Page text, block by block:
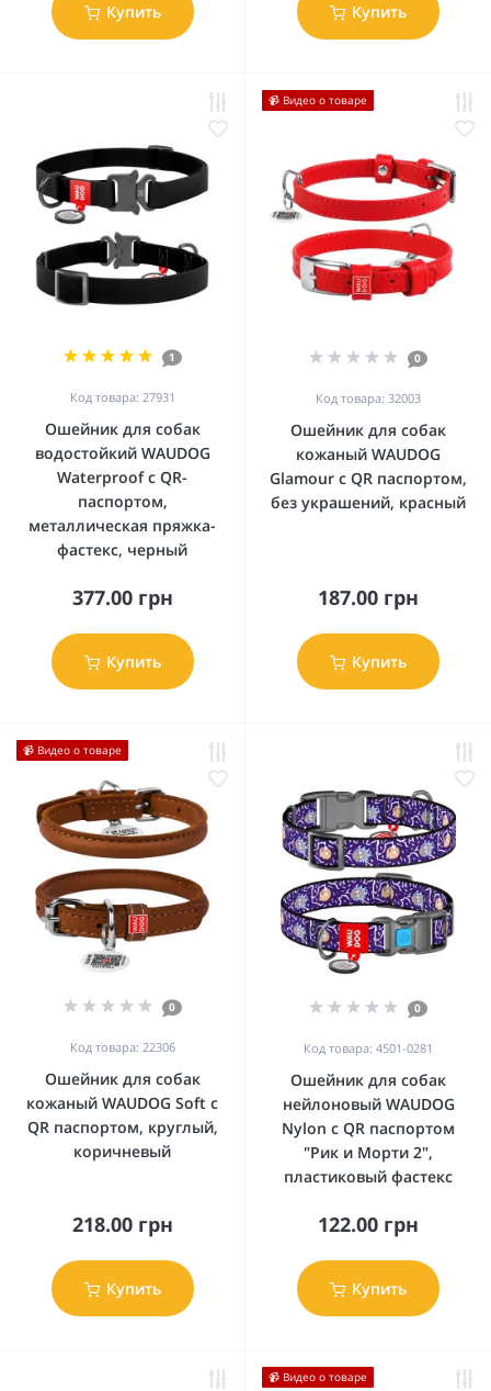
Купить Купить
1
Код товара: 27931
Ошейник для собак
водостойкий WAUDOG
Waterproof c QR-
паспортом,
металлическая пряжка-
фастекс, черный
377.00 грн
Купить
📹 Видео о товаре
0
Код товара: 32003
Ошейник для собак
кожаный WAUDOG
Glamour с QR паспортом,
без украшений, красный
187.00 грн
Купить
📹 Видео о товаре
0
Код товара: 22306
Ошейник для собак
кожаный WAUDOG Soft с
QR паспортом, круглый,
коричневый
218.00 грн
Купить
0
Код товара: 4501-0281
Ошейник для собак
нейлоновый WAUDOG
Nylon c QR паспортом
"Рик и Морти 2",
пластиковый фастекс
122.00 грн
Купить
📹 Видео о товаре